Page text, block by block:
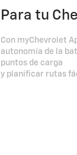
Para tu
Con myChevrolet
autonomía de la
puntos de carga
y planificar rutas